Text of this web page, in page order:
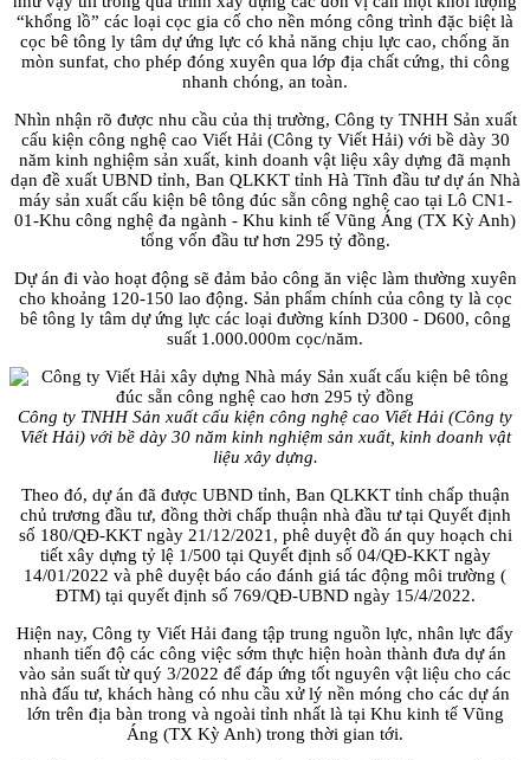
“khổng lồ” các loại cọc gia cố cho nền móng công trình đặc biệt là
cọc bê tông ly tâm dự ứng lực có khả năng chịu lực cao, chống ăn
mòn sunfat, cho phép đóng xuyên qua lớp địa chất cứng, thi công
nhanh chóng, an toàn.
Nhìn nhận rõ được nhu cầu của thị trường, Công ty TNHH Sản xuất
cấu kiện công nghệ cao Viết Hải (Công ty Viết Hải) với bề dày 30
năm kinh nghiệm sản xuất, kinh doanh vật liệu xây dựng đã mạnh
dạn đề xuất UBND tỉnh, Ban QLKKT tỉnh Hà Tĩnh đầu tư dự án Nhà
máy sản xuất cấu kiện bê tông đúc sẵn công nghệ cao tại Lô CN1-
01-Khu công nghệ đa ngành - Khu kinh tế Vũng Áng (TX Kỳ Anh)
tổng vốn đầu tư hơn 295 tỷ đồng.
Dự án đi vào hoạt động sẽ đảm bảo công ăn việc làm thường xuyên
cho khoảng 120-150 lao động. Sản phẩm chính của công ty là cọc
bê tông ly tâm dự ứng lực các loại đường kính D300 - D600, công
suất 1.000.000m cọc/năm.
Công ty TNHH Sản xuất cấu kiện công nghệ cao Viết Hải (Công ty
Viết Hải) với bề dày 30 năm kinh nghiệm sản xuất, kinh doanh vật
liệu xây dựng.
Theo đó, dự án đã được UBND tỉnh, Ban QLKKT tỉnh chấp thuận
chủ trương đầu tư, đồng thời chấp thuận nhà đầu tư tại Quyết định
số 180/QĐ-KKT ngày 21/12/2021, phê duyệt đồ án quy hoạch chi
tiết xây dựng tỷ lệ 1/500 tại Quyết định số 04/QĐ-KKT ngày
14/01/2022 và phê duyệt báo cáo đánh giá tác động môi trường (
ĐTM) tại quyết định số 769/QĐ-UBND ngày 15/4/2022.
Hiện nay, Công ty Viết Hải đang tập trung nguồn lực, nhân lực đẩy
nhanh tiến độ các công việc sớm thực hiện hoàn thành đưa dự án
vào sản suất từ quý 3/2022 để đáp ứng tốt nguyên vật liệu cho các
nhà đấu tư, khách hàng có nhu cầu xử lý nền móng cho các dự án
lớn trên địa bàn trong và ngoài tỉnh nhất là tại Khu kinh tế Vũng
Áng (TX Kỳ Anh) trong thời gian tới.